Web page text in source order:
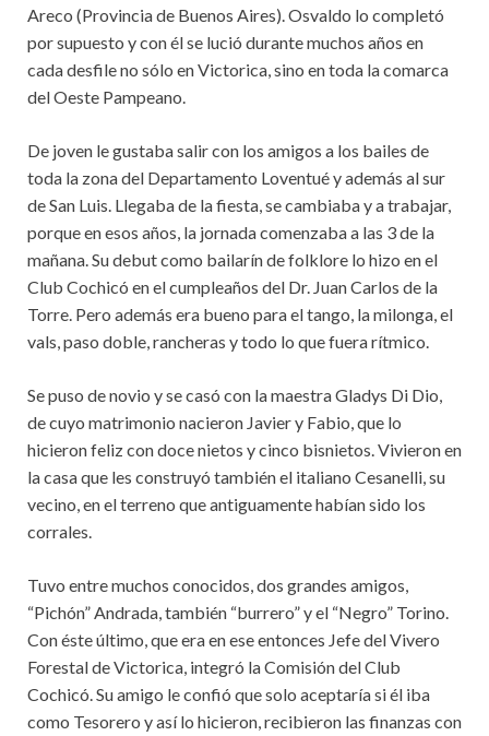
Areco (Provincia de Buenos Aires). Osvaldo lo completó
por supuesto y con él se lució durante muchos años en
cada desfile no sólo en Victorica, sino en toda la comarca
del Oeste Pampeano.
De joven le gustaba salir con los amigos a los bailes de
toda la zona del Departamento Loventué y además al sur
de San Luis. Llegaba de la fiesta, se cambiaba y a trabajar,
porque en esos años, la jornada comenzaba a las 3 de la
mañana. Su debut como bailarín de folklore lo hizo en el
Club Cochicó en el cumpleaños del Dr. Juan Carlos de la
Torre. Pero además era bueno para el tango, la milonga, el
vals, paso doble, rancheras y todo lo que fuera rítmico.
Se puso de novio y se casó con la maestra Gladys Di Dio,
de cuyo matrimonio nacieron Javier y Fabio, que lo
hicieron feliz con doce nietos y cinco bisnietos. Vivieron en
la casa que les construyó también el italiano Cesanelli, su
vecino, en el terreno que antiguamente habían sido los
corrales.
Tuvo entre muchos conocidos, dos grandes amigos,
“Pichón” Andrada, también “burrero” y el “Negro” Torino.
Con éste último, que era en ese entonces Jefe del Vivero
Forestal de Victorica, integró la Comisión del Club
Cochicó. Su amigo le confió que solo aceptaría si él iba
como Tesorero y así lo hicieron, recibieron las finanzas con